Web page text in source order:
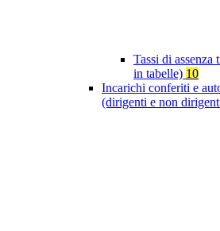
Tassi di assenza
in tabelle) 10
Incarichi conferiti e
(dirigenti e non